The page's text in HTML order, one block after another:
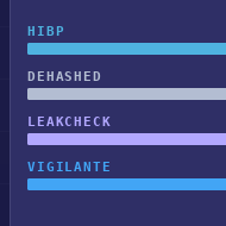
HIBP
DEHASHED
LEAKCHECK
VIGILANTE